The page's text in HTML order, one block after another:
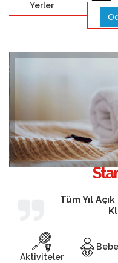
Yerler
Tüm Yıl
Aktiviteler